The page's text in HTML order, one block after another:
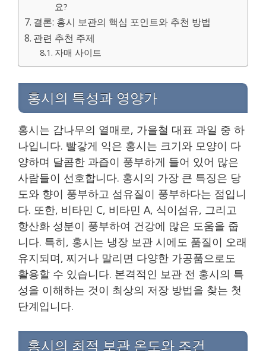
요?
결론: 홍시 보관의 핵심 포인트와 추천 방법
관련 추천 주제
자매 사이트
홍시의 특성과 영양가
홍시는 감나무의 열매로, 가을철 대표 과일 중 하
나입니다. 빨갛게 익은 홍시는 크기와 모양이 다
양하며 달콤한 과즙이 풍부하게 들어 있어 많은
사람들이 선호합니다. 홍시의 가장 큰 특징은 당
도와 향이 풍부하고 섬유질이 풍부하다는 점입니
다. 또한, 비타민 C, 비타민 A, 식이섬유, 그리고
항산화 성분이 풍부하여 건강에 많은 도움을 줍
니다. 특히, 홍시는 냉장 보관 시에도 품질이 오래
유지되며, 찌거나 말리면 다양한 가공품으로도
활용할 수 있습니다. 본격적인 보관 전 홍시의 특
성을 이해하는 것이 최상의 저장 방법을 찾는 첫
단계입니다.
홍시의 최적 보관 온도와 조건